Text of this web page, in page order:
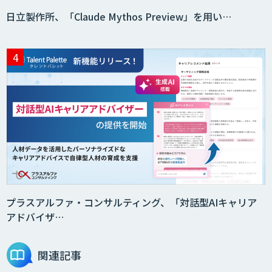
日立製作所、「Claude Mythos Preview」を用い…
プラスアルファ・コンサルティング、「対話型AIキャリア
アドバイザ…
関連記事